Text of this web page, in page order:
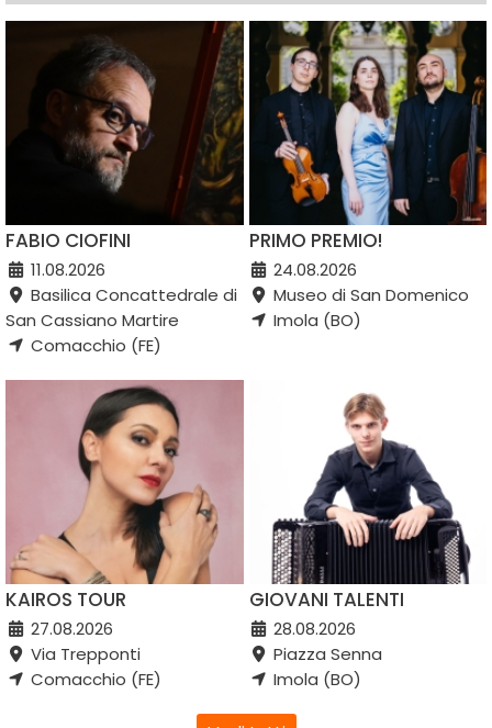
FABIO CIOFINI
11.08.2026
Basilica Concattedrale di
San Cassiano Martire
Comacchio (FE)
PRIMO PREMIO!
24.08.2026
Museo di San Domenico
Imola (BO)
KAIROS TOUR
27.08.2026
Via Trepponti
Comacchio (FE)
GIOVANI TALENTI
28.08.2026
Piazza Senna
Imola (BO)